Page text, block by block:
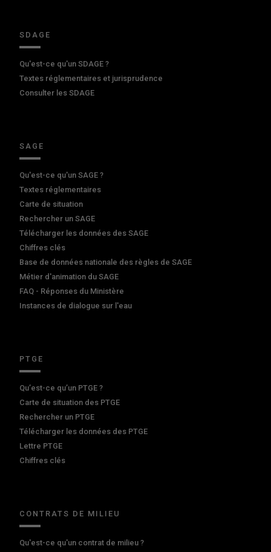
SDAGE
Qu'est-ce qu'un SDAGE ?
Textes réglementaires et jurisprudence
Consulter les SDAGE
SAGE
Qu'est-ce qu'un SAGE ?
Textes réglementaires
Carte de situation
Rechercher un SAGE
Télécharger les données des SAGE
Chiffres clés
Base de données nationale des règles de SAGE
Métier d'animation du SAGE
FAQ - Réponses du Ministère
Instances de dialogue sur l'eau
PTGE
Qu’est-ce qu’un PTGE ?
Carte de situation des PTGE
Rechercher un PTGE
Télécharger les données des PTGE
Lettre PTGE
Chiffres clés
CONTRATS DE MILIEU
Qu'est-ce qu'un contrat de milieu ?